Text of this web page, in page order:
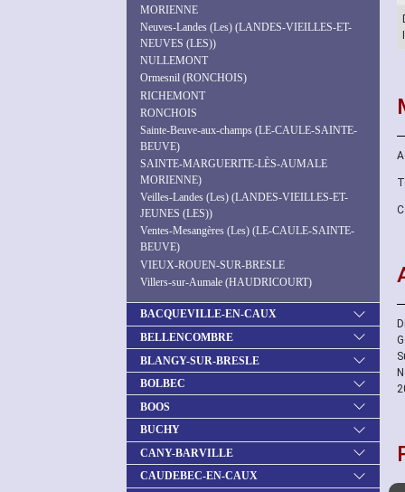
MORIENNE
Neuves-Landes (Les) (LANDES-VIEILLES-ET-
NEUVES (LES))
NULLEMONT
Ormesnil (RONCHOIS)
RICHEMONT
RONCHOIS
Sainte-Beuve-aux-champs (LE-CAULE-SAINTE-
BEUVE)
SAINTE-MARGUERITE-LÈS-AUMALE
MORIENNE)
Veilles-Landes (Les) (LANDES-VIEILLES-ET-
JEUNES (LES))
Ventes-Mesangères (Les) (LE-CAULE-SAINTE-
BEUVE)
VIEUX-ROUEN-SUR-BRESLE
Villers-sur-Aumale (HAUDRICOURT)
BACQUEVILLE-EN-CAUX
BELLENCOMBRE
BLANGY-SUR-BRESLE
BOLBEC
BOOS
BUCHY
CANY-BARVILLE
CAUDEBEC-EN-CAUX